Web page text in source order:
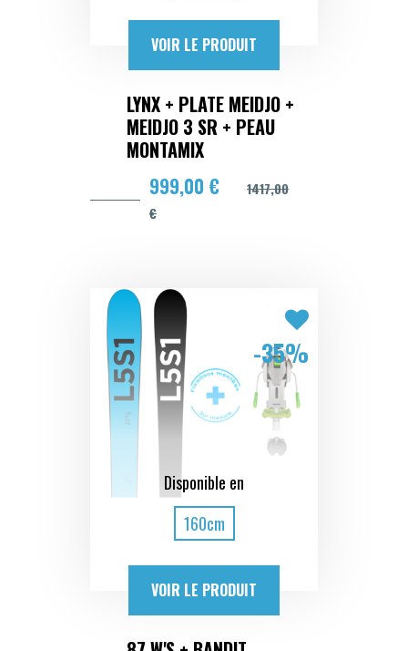
VOIR LE PRODUIT
LYNX + PLATE MEIDJO +
MEIDJO 3 SR + PEAU
MONTAMIX
999,00 €
1417,00
€
Disponible en
160cm
-35%
VOIR LE PRODUIT